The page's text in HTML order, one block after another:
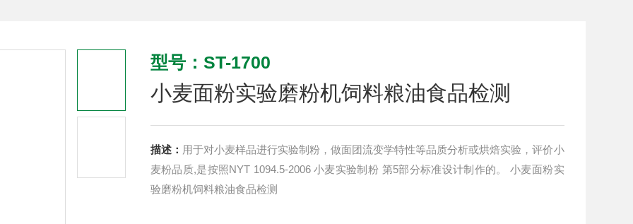
型号：ST-1700
小麦面粉实验磨粉机饲料粮油食品检测
描述： 用于对小麦样品进行实验制粉，做面团流变学特性等品质分析或烘焙实验，评价小
麦粉品质,是按照NYT 1094.5-2006 小麦实验制粉 第5部分标准设计制作的。 小麦面粉实
验磨粉机饲料粮油食品检测